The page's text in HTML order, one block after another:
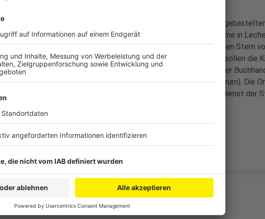
Ab kommenden Montag (30.11.2020) können Kinder einen selbst
Wunsch in Höhe von zehn bis 15 Euro an einen der Weihnachtsbäume in
aufhängen. Wer ein Geschenk spenden möchte, kann sich dann einen Stern
nehmen und den Wunsch erfüllen. Pünktlich zum Weihnachtsfest sollen die
Geschenke bekommen. Die Wunschbäume stehen in den Filialen der
Lechenich (Bonner Straße 17) und Liblar (Holzdamm Einkaufszentrum). Die
Weihnachtsbaum-Aktion übernehmen der Familienpädagogische Dienst
Anzeige